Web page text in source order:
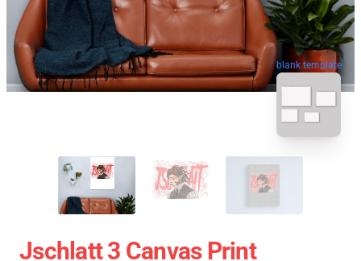
blank template
Jschlatt 3 Canvas Print